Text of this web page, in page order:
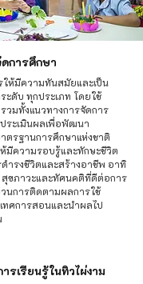
การศึกษา
ห้มีความทันสมัยและเป็น
ดับ ทุกประเภท โดยใช้
วมทั้งแนวทางการจัดการ
ประเมินผลเพื่อพัฒนา
ตรฐานการศึกษาแห่งชาติ
มีความรอบรู้และทักษะชีวิต
ดำรงชีวิตและสร้างอาชีพ อาทิ
สุขภาวะและทัศนคติที่ดีต่อการ
นการติดตามผลการใช้
ทศการสอนและนำผลไป
รเรียนรู้ในทิวไผ่งาม